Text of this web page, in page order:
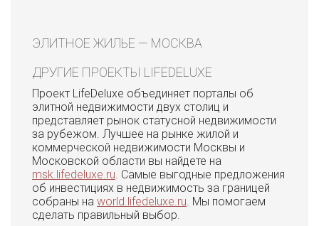
ЭЛИТНОЕ ЖИЛЬЕ — МОСКВА
ДРУГИЕ ПРОЕКТЫ LIFEDELUXE
Проект LifeDeluxe объединяет порталы об
элитной недвижимости двух столиц и
представляет рынок статусной недвижимости
за рубежом. Лучшее на рынке жилой и
коммерческой недвижимости Москвы и
Московской области вы найдете на
msk.lifedeluxe.ru. Самые выгодные предложения
об инвестициях в недвижимость за границей
собраны на world.lifedeluxe.ru. Мы помогаем
сделать правильный выбор.